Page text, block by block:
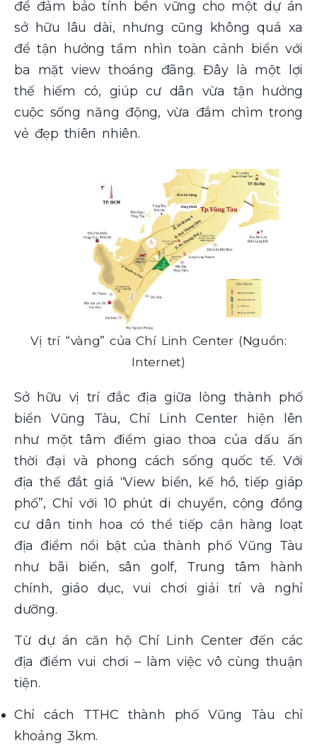
để đảm bảo tính bền vững cho một dự án
sở hữu lâu dài, nhưng cũng không quá xa
để tận hưởng tầm nhìn toàn cảnh biển với
ba mặt view thoáng đãng. Đây là một lợi
thế hiếm có, giúp cư dân vừa tận hưởng
cuộc sống năng động, vừa đắm chìm trong
vẻ đẹp thiên nhiên.
Vị trí “vàng” của Chí Linh Center (Nguồn:
Internet)
Sở hữu vị trí đắc địa giữa lòng thành phố
biển Vũng Tàu, Chí Linh Center hiện lên
như một tâm điểm giao thoa của dấu ấn
thời đại và phong cách sống quốc tế. Với
địa thế đắt giá “View biển, kế hồ, tiếp giáp
phố”, Chỉ với 10 phút di chuyển, cộng đồng
cư dân tinh hoa có thể tiếp cận hàng loạt
địa điểm nổi bật của thành phố Vũng Tàu
như bãi biển, sân golf, Trung tâm hành
chính, giáo dục, vui chơi giải trí và nghỉ
dưỡng.
Từ dự án căn hộ Chí Linh Center đến các
địa điểm vui chơi – làm việc vô cùng thuận
tiện.
Chỉ cách TTHC thành phố Vũng Tàu chỉ
khoảng 3km.